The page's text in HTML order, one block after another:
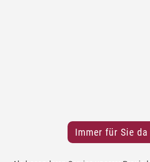
Immer für Sie da